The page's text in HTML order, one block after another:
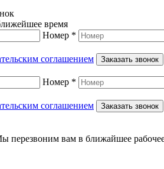
время
Номер *
соглашением Заказать звонок
Номер *
соглашением Заказать звонок
перезвоним вам в ближайшее